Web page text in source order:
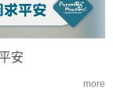
安
more